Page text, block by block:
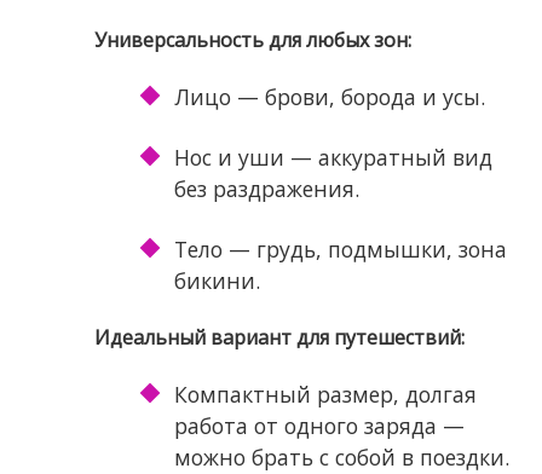
Универсальность для любых зон:
Лицо — брови, борода и усы.
Нос и уши — аккуратный вид
без раздражения.
Тело — грудь, подмышки, зона
бикини.
Идеальный вариант для путешествий:
Компактный размер, долгая
работа от одного заряда —
можно брать с собой в поездки.